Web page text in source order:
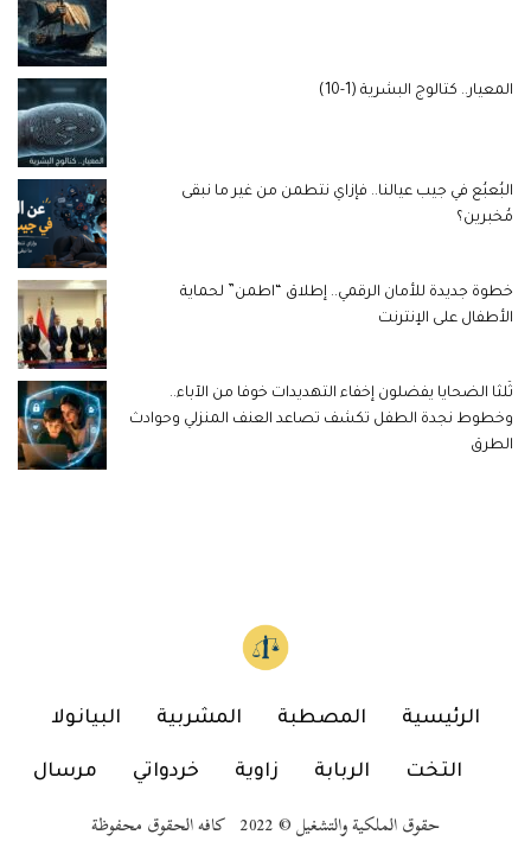
المعيار.. كتالوج البشرية (1-10)
البُعبُع في جيب عيالنا.. فإزاي نتطمن من غير ما نبقى
مُخبرين؟
خطوة جديدة للأمان الرقمي.. إطلاق “اطمن” لحماية
الأطفال على الإنترنت
ثُلثا الضحايا يفضلون إخفاء التهديدات خوفا من الآباء..
وخطوط نجدة الطفل تكشف تصاعد العنف المنزلي وحوادث
الطرق
الرئيسية المصطبة المشربية البيانولا
التخت الربابة زاوية خردواتي مرسال
حقوق الملكية والتشغيل © 2022 كافه الحقوق محفوظة